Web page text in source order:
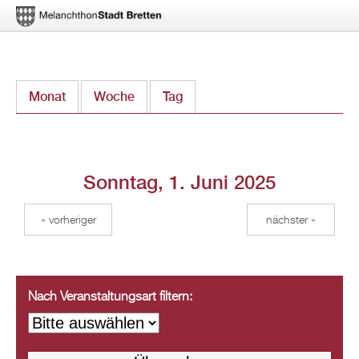
zum
Monat Woche Tag
Sonntag, 1. Juni 2025
« vorheriger nächster »
Nach Veranstaltungsart filtern: